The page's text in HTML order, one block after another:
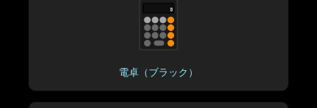
電卓（ブラック）